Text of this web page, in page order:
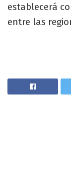
establecerá
entre las